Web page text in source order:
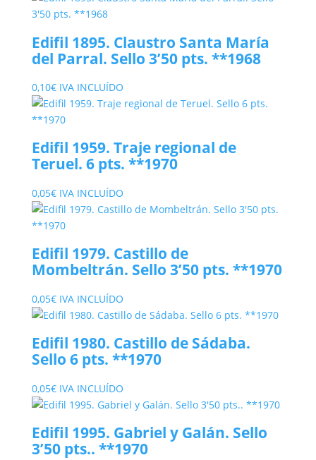
Edifil 1895. Claustro Santa María
del Parral. Sello 3’50 pts. **1968
0,10€ IVA INCLUÍDO
Edifil 1959. Traje regional de
Teruel. 6 pts. **1970
0,05€ IVA INCLUÍDO
Edifil 1979. Castillo de
Mombeltrán. Sello 3’50 pts. **1970
0,05€ IVA INCLUÍDO
Edifil 1980. Castillo de Sádaba.
Sello 6 pts. **1970
0,05€ IVA INCLUÍDO
Edifil 1995. Gabriel y Galán. Sello
3’50 pts.. **1970